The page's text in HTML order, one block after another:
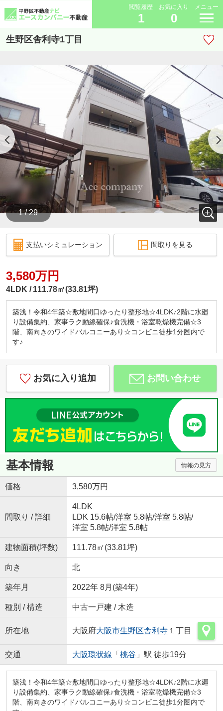
閲覧履歴
1
お気に入り
0
メニュー
生野区舎利寺1丁目
1 / 29
支払いシミュレーション 間取りを見る
3,580万円
4LDK 111.78㎡(33.81坪)
築浅！令和4年築☆敷地間口ゆったり整形地☆4LDK♪2階に水廻
り設備集約、家事ラク動線確保♪食洗機・浴室乾燥機完備☆3
階、南向きのワイドバルコニーあり☆コンビニ徒歩1分圏内で
す♪
お気に入り追加 お問い合わせ
基本情報 情報の見方
価格 3,580万円
間取り / 詳細
4LDK
LDK 15.6帖/洋室 5.8帖/洋室 5.8帖/
洋室 5.8帖/洋室 5.8帖
建物面積(坪数) 111.78㎡(33.81坪)
向き 北
築年月 2022年 8月(築4年)
種別 / 構造 中古一戸建 / 木造
所在地 大阪府大阪市生野区舎利寺１丁目
交通 大阪環状線 「 桃谷 」駅 徒歩19分
築浅！令和4年築☆敷地間口ゆったり整形地☆4LDK♪2階に水廻
り設備集約、家事ラク動線確保♪食洗機・浴室乾燥機完備☆3
階、南向きのワイドバルコニーあり☆コンビニ徒歩1分圏内で